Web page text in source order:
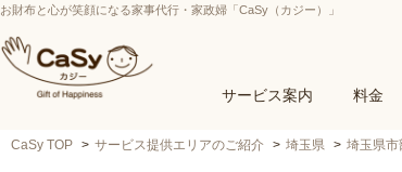
お財布と心が笑顔になる家事代行・家政婦「CaSy（カジー）」
サービス案内 料金
CaSy TOP サービス提供エリアのご紹介 埼玉県 埼玉県市